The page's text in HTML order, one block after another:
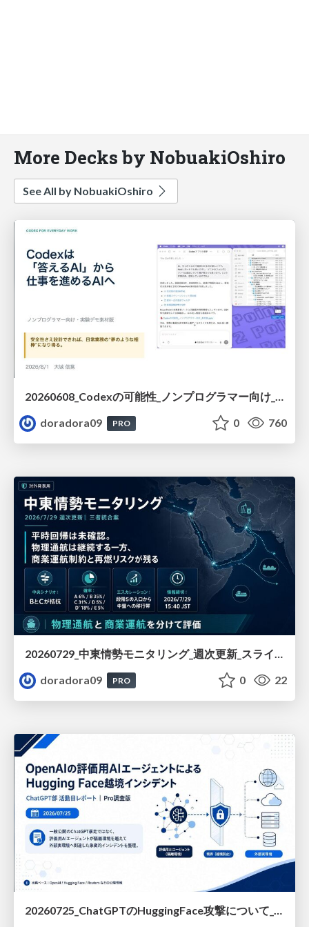
More Decks by NobuakiOshiro
See All by NobuakiOshiro
20260608_Codexの可能性_ノンプログラマー向け_大城追記
doradora09
PRO 0 760
doradora09
PRO 0 22
20260725_ChatGPTのHuggingFace攻撃について_compressed